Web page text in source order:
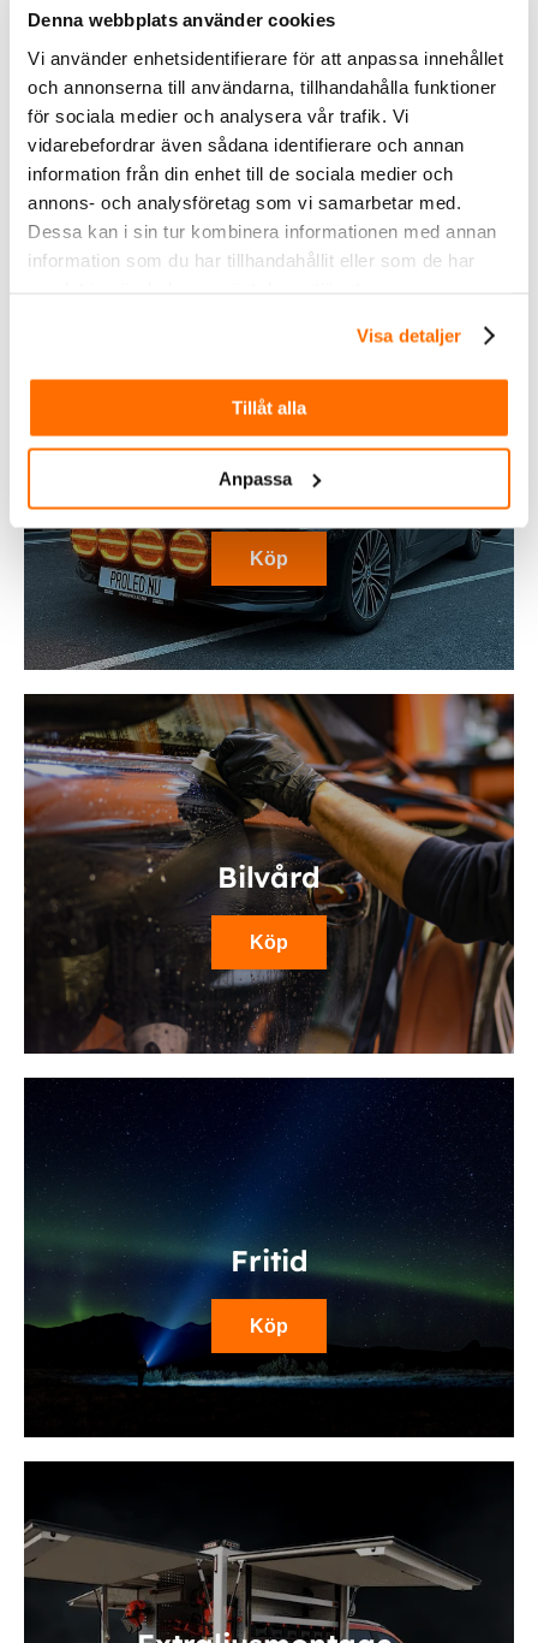
Denna webbplats använder cookies
Vi använder enhetsidentifierare för att anpassa innehållet
och annonserna till användarna, tillhandahålla funktioner
för sociala medier och analysera vår trafik. Vi
vidarebefordrar även sådana identifierare och annan
information från din enhet till de sociala medier och
annons- och analysföretag som vi samarbetar med.
Dessa kan i sin tur kombinera informationen med annan
information som du har tillhandahållit eller som de har
Visa detaljer
Tillåt alla
Anpassa
Fordonsbelysning
Köp
Inom &
utomhusbelysning
Köp
Fritid
Köp
Bilvård
Köp